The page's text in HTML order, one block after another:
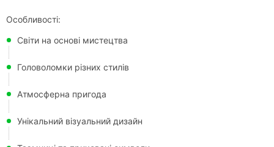
Особливості:
Світи на основі мистецтва
Головоломки різних стилів
Атмосферна пригода
Унікальний візуальний дизайн